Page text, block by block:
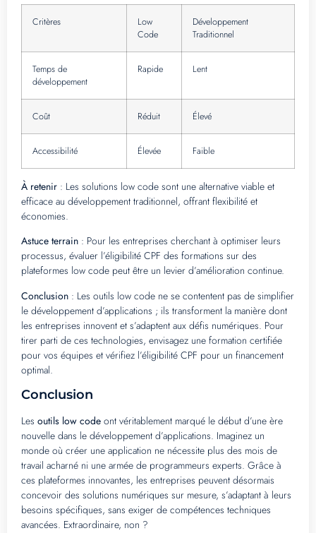
Critères
Low
Code
Développement
Traditionnel
Temps de
développement
Rapide Lent
Coût Réduit Élevé
Accessibilité Élevée Faible
À retenir : Les solutions low code sont une alternative viable et
efficace au développement traditionnel, offrant flexibilité et
économies.
Astuce terrain : Pour les entreprises cherchant à optimiser leurs
processus, évaluer l’éligibilité CPF des formations sur des
plateformes low code peut être un levier d’amélioration continue.
Conclusion : Les outils low code ne se contentent pas de simplifier
le développement d’applications ; ils transforment la manière dont
les entreprises innovent et s’adaptent aux défis numériques. Pour
tirer parti de ces technologies, envisagez une formation certifiée
pour vos équipes et vérifiez l’éligibilité CPF pour un financement
optimal.
Conclusion
Les outils low code ont véritablement marqué le début d’une ère
nouvelle dans le développement d’applications. Imaginez un
monde où créer une application ne nécessite plus des mois de
travail acharné ni une armée de programmeurs experts. Grâce à
ces plateformes innovantes, les entreprises peuvent désormais
concevoir des solutions numériques sur mesure, s’adaptant à leurs
besoins spécifiques, sans exiger de compétences techniques
avancées. Extraordinaire, non ?